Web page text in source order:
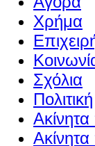
Χρήμα
Σχόλια
Πολιτική